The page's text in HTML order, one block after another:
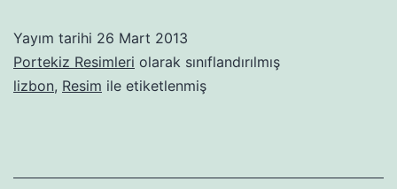
Yayım tarihi 26 Mart 2013
Portekiz Resimleri olarak sınıflandırılmış
lizbon, Resim ile etiketlenmiş